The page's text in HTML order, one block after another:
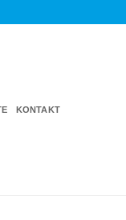
KONTAKT